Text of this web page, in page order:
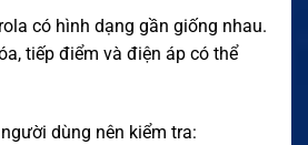
có hình dạng gần giống nhau.
tiếp điểm và điện áp có thể
dùng nên kiểm tra: